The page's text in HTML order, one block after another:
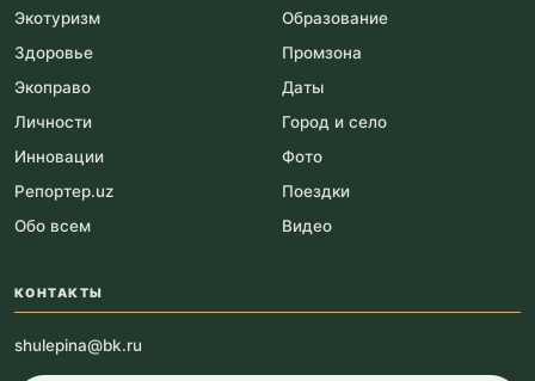
Экотуризм
Образование
Здоровье
Промзона
Экоправо
Даты
Личности
Город и село
Инновации
Фото
Репортер.uz
Поездки
Обо всем
Видео
КОНТАКТЫ
shulepina@bk.ru